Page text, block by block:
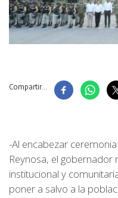
Compartir...
-Al encabezar
Reynosa, el
institucional y
poner a salvo a la